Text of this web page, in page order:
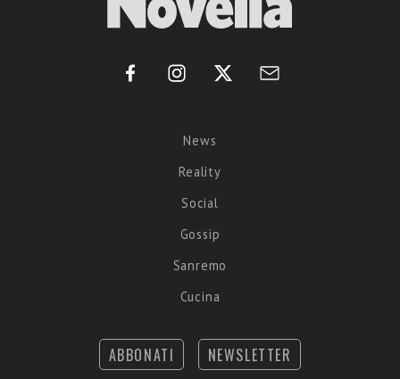
News
Reality
Social
Gossip
Sanremo
Cucina
ABBONATI NEWSLETTER